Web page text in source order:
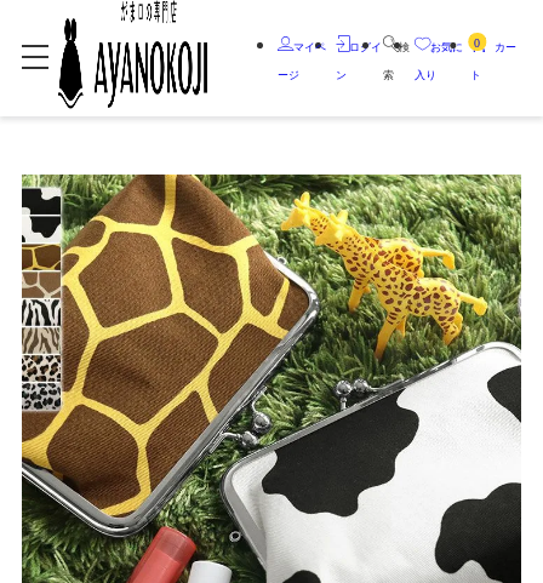
マイペ
ージ
ログイ
ン
検
索
お気に
入り
0 カー
ト